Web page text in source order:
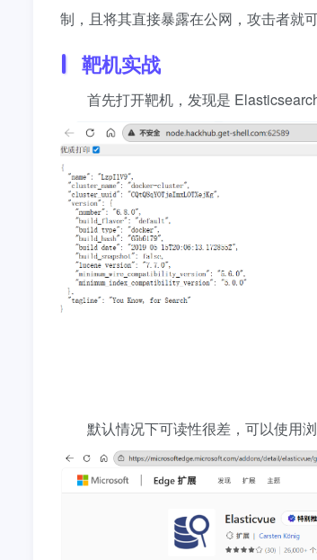
制，且将其直接暴露在公网，攻击者就
靶机实战
首先打开靶机，发现是
默认情况下可读性很差，可以使用